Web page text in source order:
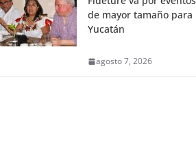
de mayor tamaño para
Yucatán
agosto 7, 2026